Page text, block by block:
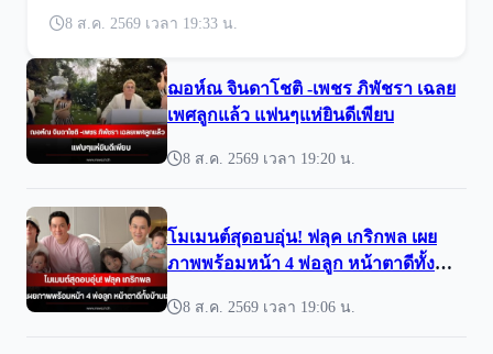
8 ส.ค. 2569 เวลา 19:33 น.
ฌอห์ณ จินดาโชติ -เพชร ภิพัชรา เฉลย
เพศลูกแล้ว แฟนๆแห่ยินดีเพียบ
8 ส.ค. 2569 เวลา 19:20 น.
โมเมนต์สุดอบอุ่น! ฟลุค เกริกพล เผย
ภาพพร้อมหน้า 4 พ่อลูก หน้าตาดีทั้ง
8 ส.ค. 2569 เวลา 19:06 น.